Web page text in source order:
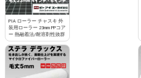
PIA ローラー チャスキ 外
装用ローラー 23mm PPコア
ー 熱融着法/耐溶剤性抜群